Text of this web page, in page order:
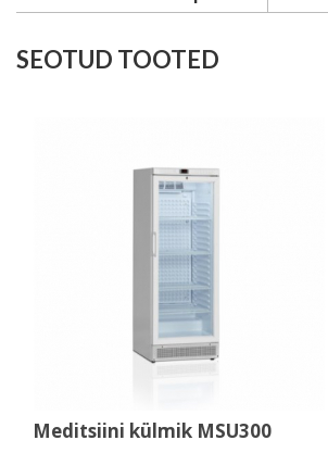
SEOTUD TOOTED
Meditsiini külmik MSU300